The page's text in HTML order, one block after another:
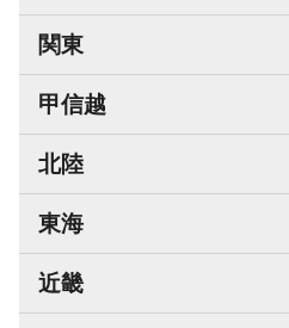
関東
甲信越
北陸
東海
近畿